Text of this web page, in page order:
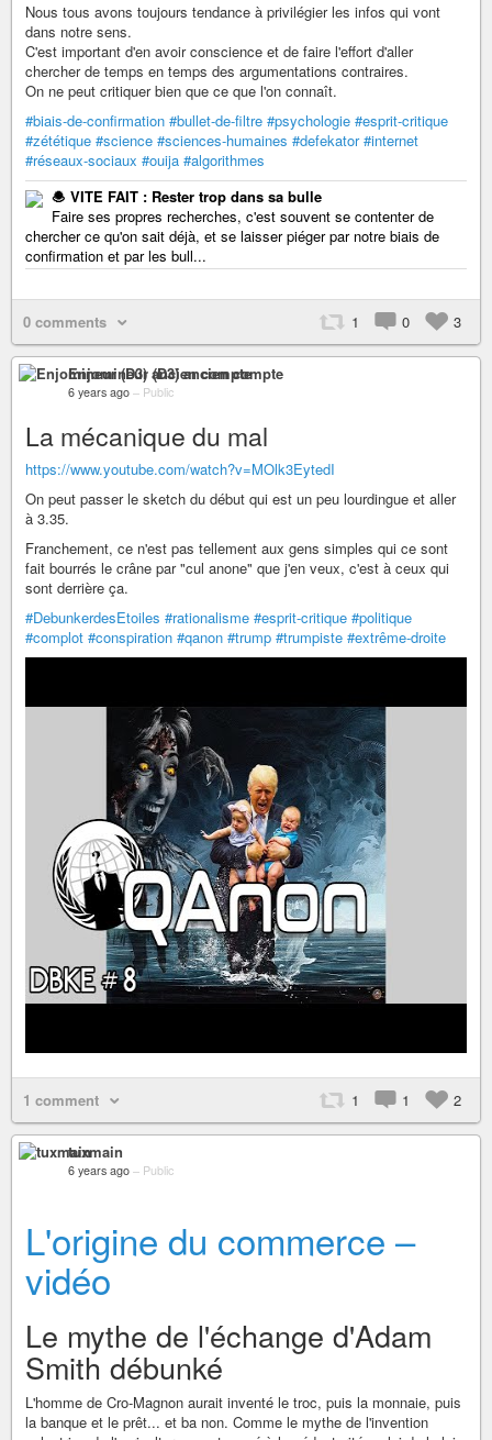
Nous tous avons toujours tendance à privilégier les infos qui vont
dans notre sens.
C'est important d'en avoir conscience et de faire l'effort d'aller
chercher de temps en temps des argumentations contraires.
On ne peut critiquer bien que ce que l'on connaît.
#biais-de-confirmation #bullet-de-filtre #psychologie #esprit-critique
#zététique #science #sciences-humaines #defekator #internet
#réseaux-sociaux #ouija #algorithmes
🧆 VITE FAIT : Rester trop dans sa bulle
Faire ses propres recherches, c'est souvent se contenter de
chercher ce qu'on sait déjà, et se laisser piéger par notre biais de
confirmation et par les bull...
0 comments 1 0 3
Enjomineur (D3) ancien compte
6 years ago – Public
La mécanique du mal
https://www.youtube.com/watch?v=MOlk3EytedI
On peut passer le sketch du début qui est un peu lourdingue et aller
à 3.35.
Franchement, ce n'est pas tellement aux gens simples qui ce sont
fait bourrés le crâne par "cul anone" que j'en veux, c'est à ceux qui
sont derrière ça.
#DebunkerdesEtoiles #rationalisme #esprit-critique #politique
#complot #conspiration #qanon #trump #trumpiste #extrême-droite
1 comment 1 1 2
tuxmain
6 years ago – Public
L'origine du commerce –
vidéo
Le mythe de l'échange d'Adam
Smith débunké
L'homme de Cro-Magnon aurait inventé le troc, puis la monnaie, puis
la banque et le prêt... et ba non. Comme le mythe de l'invention